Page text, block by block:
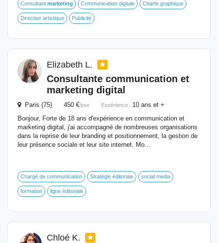
Consultant marketing Communication digitale Charte graphique
Direction artistique Publicité
Elizabeth L.
Consultante communication et
marketing digital
Paris (75) 450 €/jour Expérience : 10 ans et +
Bonjour, Forte de 18 ans d'expérience en communication et
marketing digital, j'ai accompagné de nombreuses organisations
dans la reprise de leur branding et positionnement, la gestion de
leur présence sociale et leur site internet. Mo...
Chargé de communication Stratégie éditoriale social media
formation ligne éditoriale
Chloé K.